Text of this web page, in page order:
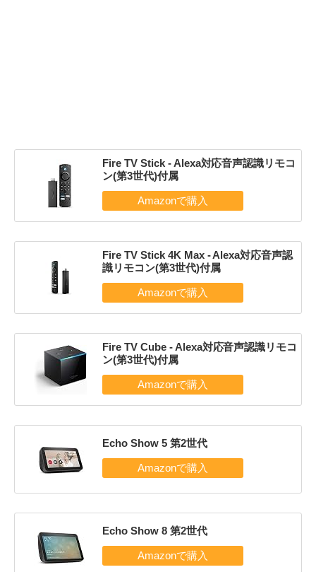
Fire TV Stick - Alexa対応音声認識リモコ
ン(第3世代)付属
Fire TV Stick 4K Max - Alexa対応音声認
識リモコン(第3世代)付属
Fire TV Cube - Alexa対応音声認識リモコ
ン(第3世代)付属
Echo Show 5 第2世代
Echo Show 8 第2世代